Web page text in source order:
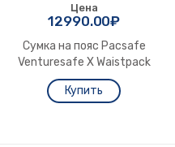
Цена
12990.00₽
Сумка на пояс Pacsafe
Venturesafe X Waistpack